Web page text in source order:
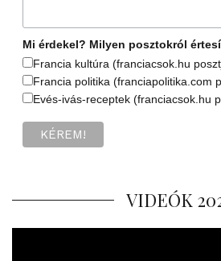
Mi érdekel? Milyen posztokról
Francia kultúra (franciacsok.hu
Francia politika (franciapolitika.com
Evés-ivás-receptek (franciacsok.hu
VIDEÓK